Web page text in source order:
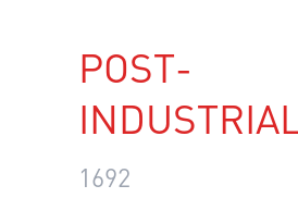
POST-
1692